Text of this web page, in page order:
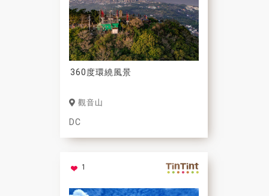
360度環繞風景
觀音山
DC
1